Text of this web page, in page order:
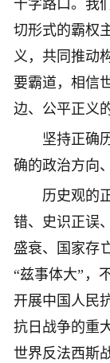
十字路口。我
切形式的霸权
义，共同推动
要霸道，相信
边、公平正义
坚持正确历
确的政治方向
历史观的正
错、史识正误
盛衰、国家存
“兹事体大”，
开展中国人民
抗日战争的重
世界反法西斯